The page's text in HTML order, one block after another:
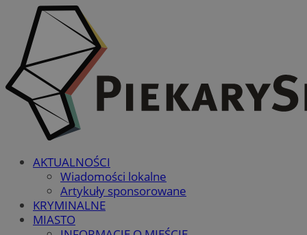
AKTUALNOŚCI
Wiadomości lokalne
Artykuły sponsorowane
KRYMINALNE
MIASTO